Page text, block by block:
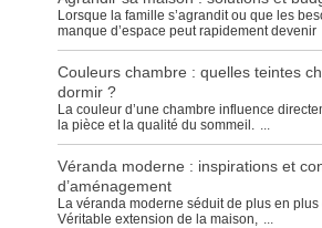
Lorsque la famille s’agrandit ou que les
manque d’espace peut rapidement devenir
Couleurs chambre : quelles teintes
dormir ?
La couleur d’une chambre influence
la pièce et la qualité du sommeil.
Véranda moderne : inspirations et
d’aménagement
La véranda moderne séduit de plus en plus
Véritable extension de la maison,